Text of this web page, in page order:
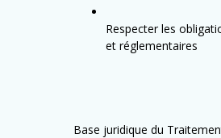
Respecter les
et réglementaires
Base juridique du